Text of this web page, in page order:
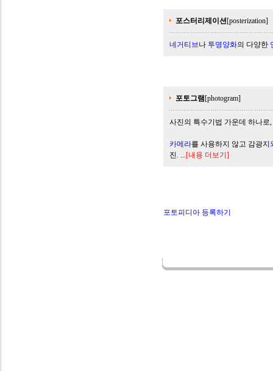
포스터리제이션[posterization]
네거티브나 투명양화의 다양한
포토그램 [photogram]
사진의 특수기법 가운데 하나로,
카메라를 사용하지 않고 감광지
진. ...[내용 더보기]
포토피디아 등록하기